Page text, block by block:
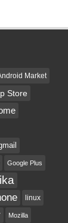
Market
Store
Google Plus
linux
Mozilla